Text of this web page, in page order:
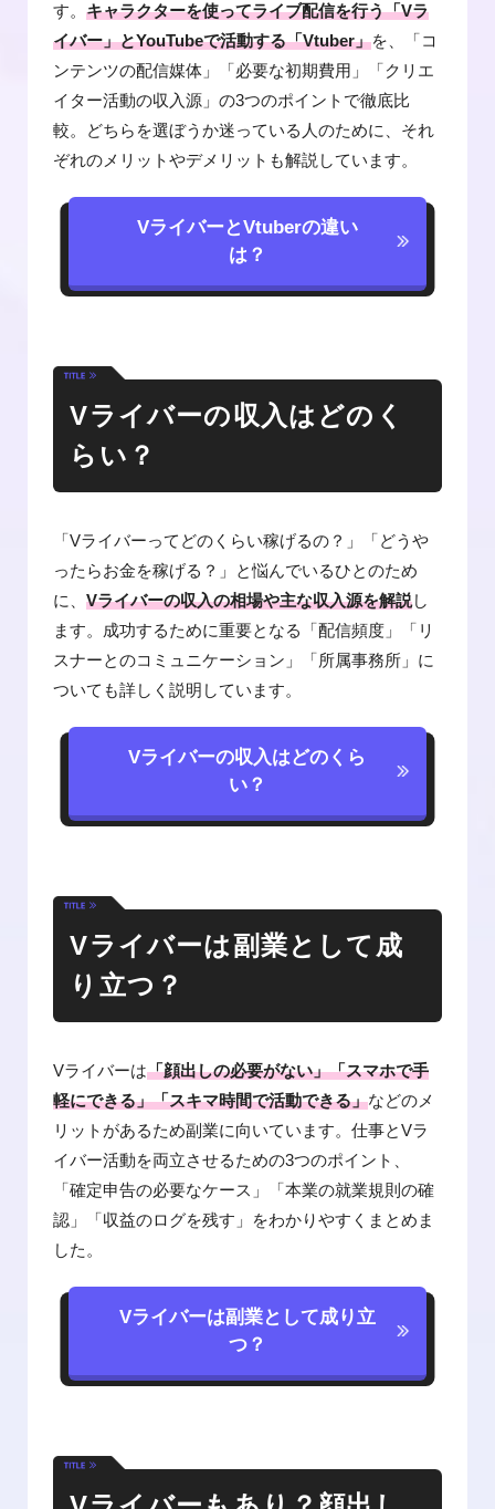
す。キャラクターを使ってライブ配信を行う「Vラ
イバー」とYouTubeで活動する「Vtuber」を、「コ
ンテンツの配信媒体」「必要な初期費用」「クリエ
イター活動の収入源」の3つのポイントで徹底比
較。どちらを選ぼうか迷っている人のために、それ
ぞれのメリットやデメリットも解説しています。
VライバーとVtuberの違い
は？
Vライバーの収入はどのく
らい？
「Vライバーってどのくらい稼げるの？」「どうや
ったらお金を稼げる？」と悩んでいるひとのため
に、Vライバーの収入の相場や主な収入源を解説し
ます。成功するために重要となる「配信頻度」「リ
スナーとのコミュニケーション」「所属事務所」に
ついても詳しく説明しています。
Vライバーの収入はどのくら
い？
Vライバーは副業として成
り立つ？
Vライバーは「顔出しの必要がない」「スマホで手
軽にできる」「スキマ時間で活動できる」などのメ
リットがあるため副業に向いています。仕事とVラ
イバー活動を両立させるための3つのポイント、
「確定申告の必要なケース」「本業の就業規則の確
認」「収益のログを残す」をわかりやすくまとめま
した。
Vライバーは副業として成り立
つ？